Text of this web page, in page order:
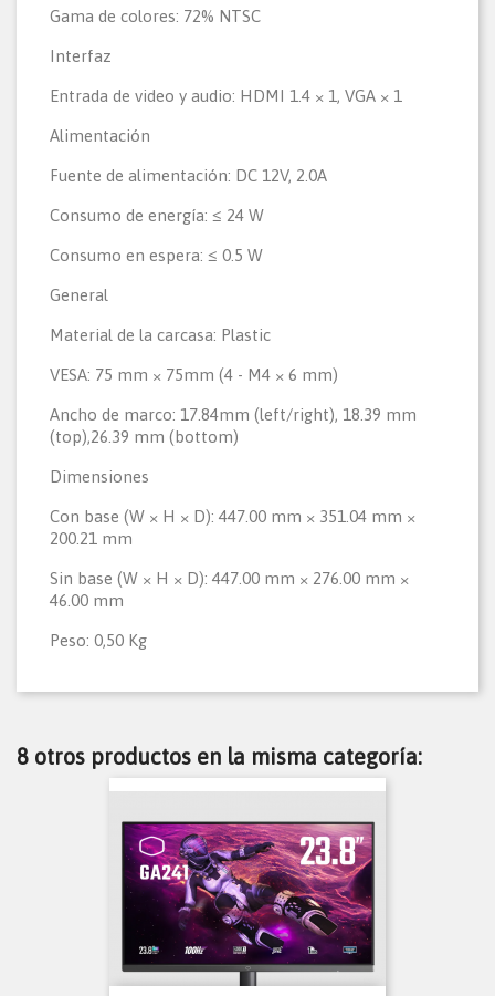
Gama de colores: 72% NTSC
Interfaz
Entrada de video y audio: HDMI 1.4 × 1, VGA × 1
Alimentación
Fuente de alimentación: DC 12V, 2.0A
Consumo de energía: ≤ 24 W
Consumo en espera: ≤ 0.5 W
General
Material de la carcasa: Plastic
VESA: 75 mm × 75mm (4 - M4 × 6 mm)
Ancho de marco: 17.84mm (left/right), 18.39 mm
(top),26.39 mm (bottom)
Dimensiones
Con base (W × H × D): 447.00 mm × 351.04 mm ×
200.21 mm
Sin base (W × H × D): 447.00 mm × 276.00 mm ×
46.00 mm
Peso: 0,50 Kg
8 otros productos en la misma categoría: